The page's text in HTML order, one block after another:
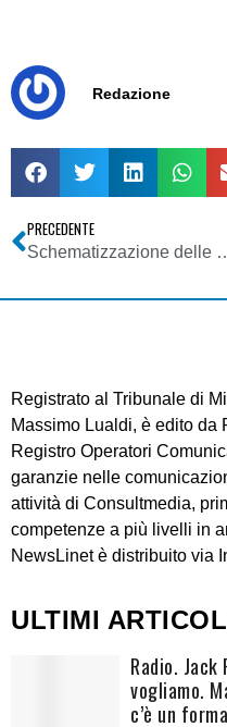
Redazione
PRECEDENTE
Schematizzazione delle diverse fasi procedurali ai fini autorizzatori degli impianti radiotelevisivi in Lombardia secondo l’Atto d’Intesa tra Regione
Registrato al Tribunale di
Massimo Lualdi, è edito da
Registro Operatori
garanzie nelle
attività di Consultmedia,
competenze a più livelli in
NewsLinet è distribuito via
ULTIMI
Radio. Jack
vogliamo.
c’è un